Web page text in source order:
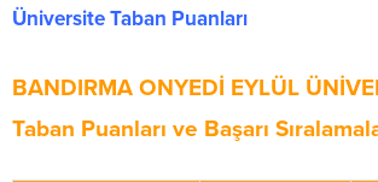
Üniversite Taban Puanları
BANDIRMA ONYEDİ EYLÜL
Taban Puanları ve Başarı